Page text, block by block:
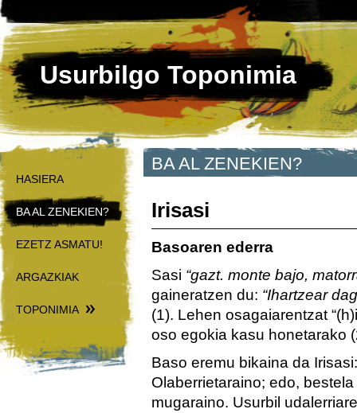
Usurbilgo Toponimia
HASIERA
BA AL ZENEKIEN?
EZETZ ASMATU!
ARGAZKIAK
TOPONIMIA
BA AL ZENEKIEN?
Irisasi
Basoaren ederra
Sasi “gazt. monte bajo,
gaineratzen du: “Ihartzear
(1). Lehen osagaiarentzat
oso egokia kasu honetarako
Baso eremu bikaina da
Olaberrietaraino; edo,
mugaraino. Usurbil